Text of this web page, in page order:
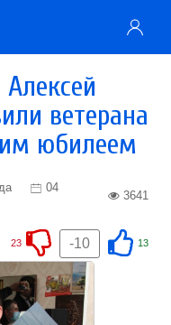
ветерана
юбилеем
04
3641
13
-10
23